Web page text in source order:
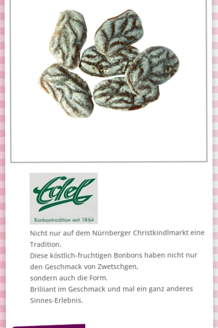
Nicht nur auf dem Nürnberger Christkindlmarkt eine
Tradition.
Diese köstlich-fruchtigen Bonbons haben nicht nur
den Geschmack von Zwetschgen,
sondern auch die Form.
Briliiant im Geschmack und mal ein ganz anderes
Sinnes-Erlebnis.